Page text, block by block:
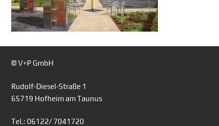
© V+P GmbH
Rudolf-Diesel-Straße 1
65719 Hofheim am Taunus
Tel.: 06122/ 7041720